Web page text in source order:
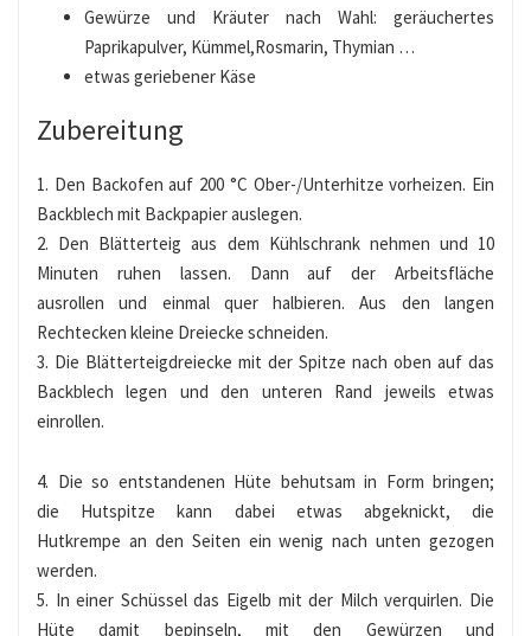
Gewürze und Kräuter nach Wahl: geräuchertes
Paprikapulver, Kümmel,Rosmarin, Thymian …
etwas geriebener Käse
Zubereitung
1. Den Backofen auf 200 °C Ober-/Unterhitze vorheizen. Ein
Backblech mit Backpapier auslegen.
2. Den Blätterteig aus dem Kühlschrank nehmen und 10
Minuten ruhen lassen. Dann auf der Arbeitsfläche
ausrollen und einmal quer halbieren. Aus den langen
Rechtecken kleine Dreiecke schneiden.
3. Die Blätterteigdreiecke mit der Spitze nach oben auf das
Backblech legen und den unteren Rand jeweils etwas
einrollen.
4. Die so entstandenen Hüte behutsam in Form bringen;
die Hutspitze kann dabei etwas abgeknickt, die
Hutkrempe an den Seiten ein wenig nach unten gezogen
werden.
5. In einer Schüssel das Eigelb mit der Milch verquirlen. Die
Hüte damit bepinseln, mit den Gewürzen und